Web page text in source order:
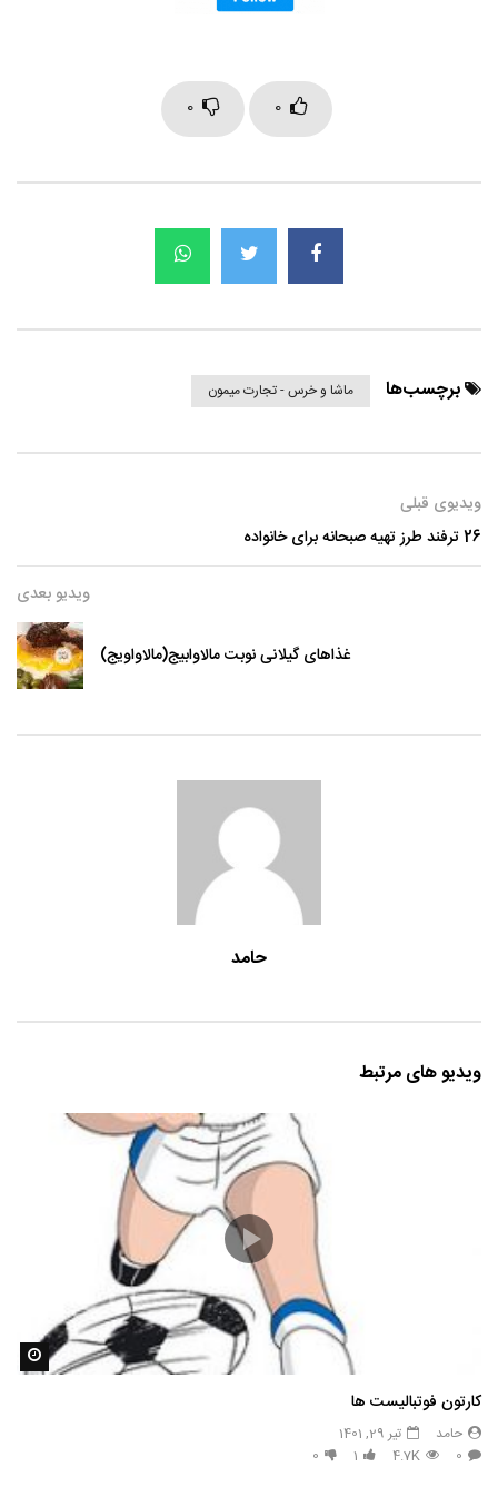
0
0
برچسب‌ها ماشا و خرس - تجارت میمون
ویدیوی قبلی
26 ترفند طرز تهیه صبحانه برای خانواده
ویدیو بعدی
غذاهای گیلانی نوبت مالاوابیج(مالاواویج)
حامد
ویدیو های مرتبط
کارتون فوتبالیست ها
حامد
تیر 29, 1401
0
4.7K
1
0